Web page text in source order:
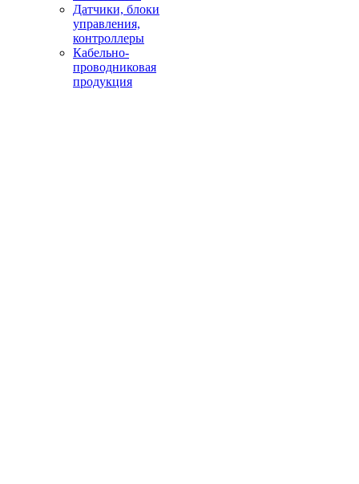
Датчики, блоки
управления,
контроллеры
Кабельно-
проводниковая
продукция